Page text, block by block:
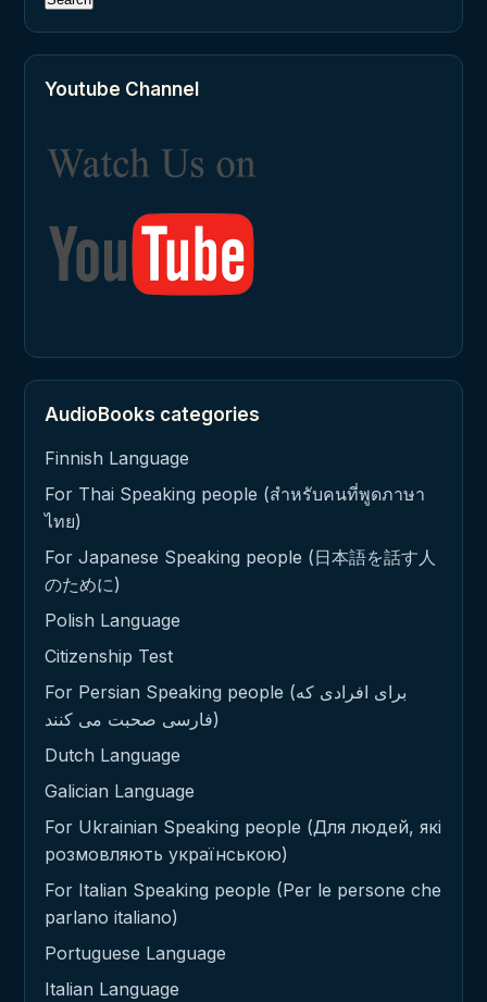
Youtube Channel
AudioBooks categories
Finnish Language
For Thai Speaking people (สำหรับคนที่พูดภาษา
ไทย)
For Japanese Speaking people (日本語を話す人
のために)
Polish Language
Citizenship Test
For Persian Speaking people (برای افرادی که
فارسی صحبت می کنند)
Dutch Language
Galician Language
For Ukrainian Speaking people (Для людей, які
розмовляють українською)
For Italian Speaking people (Per le persone che
parlano italiano)
Portuguese Language
Italian Language